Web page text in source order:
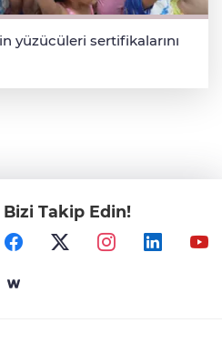
yüzücüleri sertifikalarını
Bizi Takip Edin!